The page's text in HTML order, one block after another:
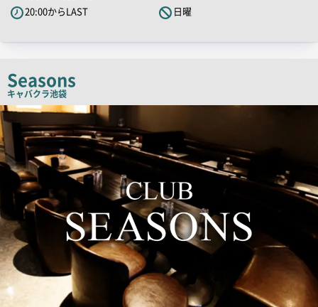
キ
ッ
コ
ピ
ー
20:00からLAST
日曜
Seasons
キャバクラ池袋
検
索
結
果
一
覧
用